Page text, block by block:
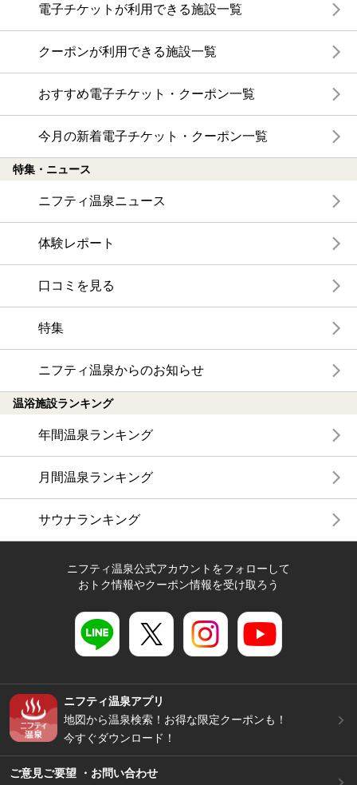
電子チケットが利用できる施設一覧
クーポンが利用できる施設一覧
おすすめ電子チケット・クーポン一覧
今月の新着電子チケット・クーポン一覧
特集・ニュース
ニフティ温泉ニュース
体験レポート
口コミを見る
特集
ニフティ温泉からのお知らせ
温浴施設ランキング
年間温泉ランキング
月間温泉ランキング
サウナランキング
ニフティ温泉公式アカウントをフォローして
おトク情報やクーポン情報を受け取ろう
ニフティ温泉アプリ
地図から温泉検索！お得な限定クーポンも！
今すぐダウンロード！
ご意見ご要望 ・お問い合わせ